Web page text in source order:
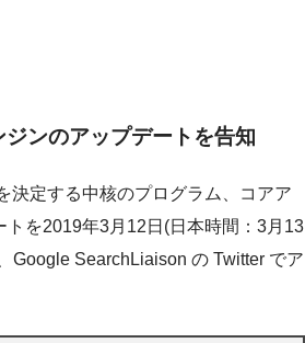
ンのアップデートを告知
決定する中核のプログラム、コアア
トを2019年3月12日(日本時間：3月13
Google SearchLiaison の Twitter でア